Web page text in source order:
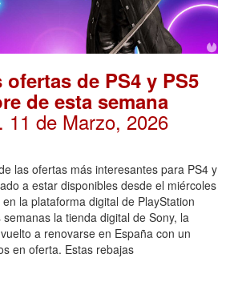
de PS4 y PS5
de esta semana
. 11 de Marzo, 2026
las ofertas más interesantes para PS4 y
a estar disponibles desde el miércoles
la plataforma digital de PlayStation
la tienda digital de Sony, la
a renovarse en España con un
en oferta. Estas rebajas